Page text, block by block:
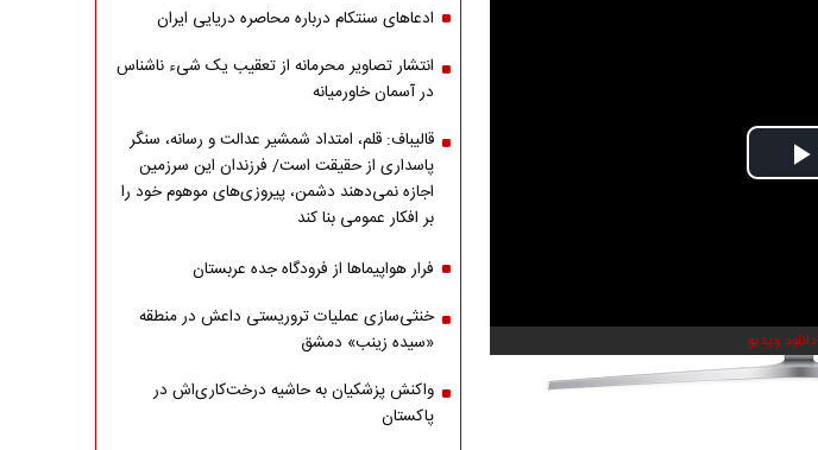
Play
دانلود ویدیو
ادعاهای سنتکام درباره محاصره دریایی ایران
انتشار تصاویر محرمانه از تعقیب یک شیء ناشناس
در آسمان خاورمیانه
قالیباف: قلم، امتداد شمشیر عدالت و رسانه، سنگر
پاسداری از حقیقت است/ فرزندان این سرزمین
اجازه نمی‌دهند دشمن، پیروزی‌های موهوم خود را
بر افکار عمومی بنا کند
فرار هواپیماها از فرودگاه جده عربستان
خنثی‌سازی عملیات تروریستی داعش در منطقه
«سیده زینب» دمشق
واکنش پزشکیان به حاشیه درخت‌کاری‌اش در
پاکستان